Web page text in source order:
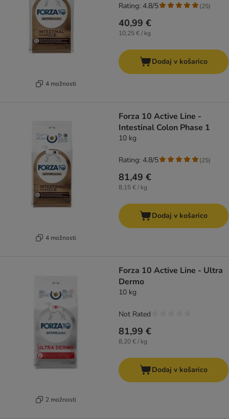
4 možnosti
40,99 €
10,25 € / kg
Rating: 4.8/5 (25)
Dodaj v košarico
4 možnosti
Forza 10 Active Line -
Intestinal Colon Phase 1
10 kg
81,49 €
8,15 € / kg
Rating: 4.8/5 (25)
Dodaj v košarico
2 možnosti
Forza 10 Active Line - Ultra
Dermo
10 kg
81,99 €
8,20 € / kg
Not Rated
Dodaj v košarico